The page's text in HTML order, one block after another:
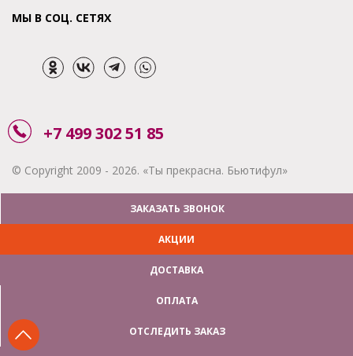
МЫ В СОЦ. СЕТЯХ
+7 499 302 51 85
© Copyright 2009 - 2026. «Ты прекрасна. Бьютифул»
ЗАКАЗАТЬ ЗВОНОК
АКЦИИ
ДОСТАВКА
ОПЛАТА
ОТСЛЕДИТЬ ЗАКАЗ